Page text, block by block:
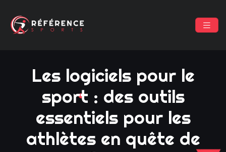
Les logiciels pour le
sport : des outils
essentiels pour les
athlètes en quête de